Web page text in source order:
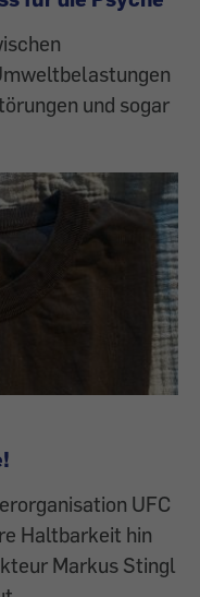
und sogar
UFC
Haltbarkeit hin
Markus Stingl